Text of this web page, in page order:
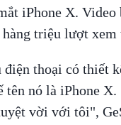
iPhone X.
triệu lượt
thoại có thiết
tên nó là iPhone
vời với tôi",